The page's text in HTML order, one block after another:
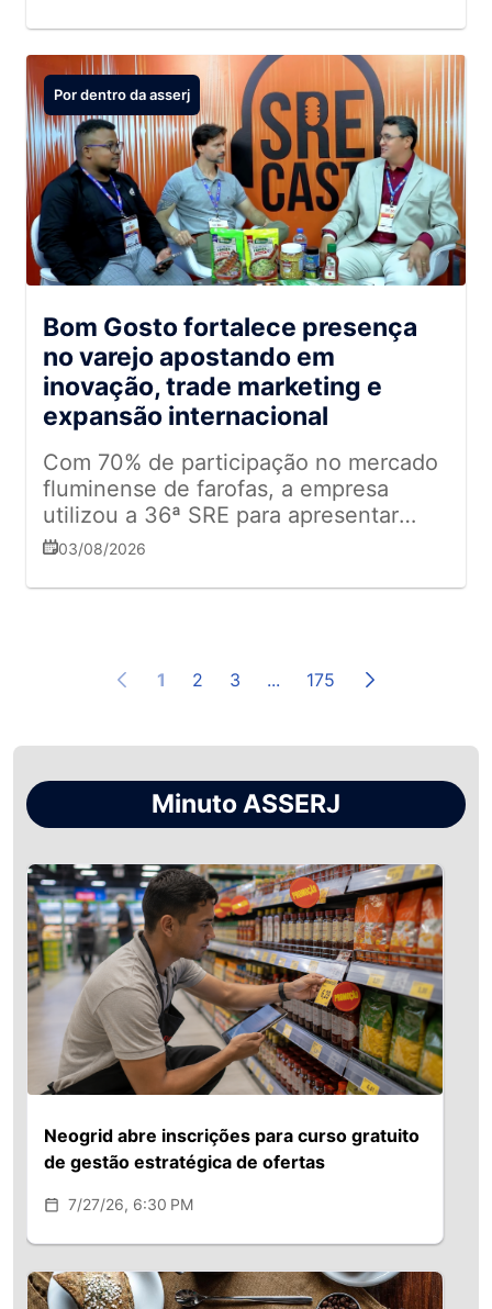
Por dentro da asserj
Bom Gosto fortalece presença
no varejo apostando em
inovação, trade marketing e
expansão internacional
Com 70% de participação no mercado
fluminense de farofas, a empresa
utilizou a 36ª SRE para apresentar
números expressivos e anunciar
03/08/2026
1 2 3 ... 175
Minuto ASSERJ
Neogrid abre inscrições para curso gratuito
de gestão estratégica de ofertas
7/27/26, 6:30 PM